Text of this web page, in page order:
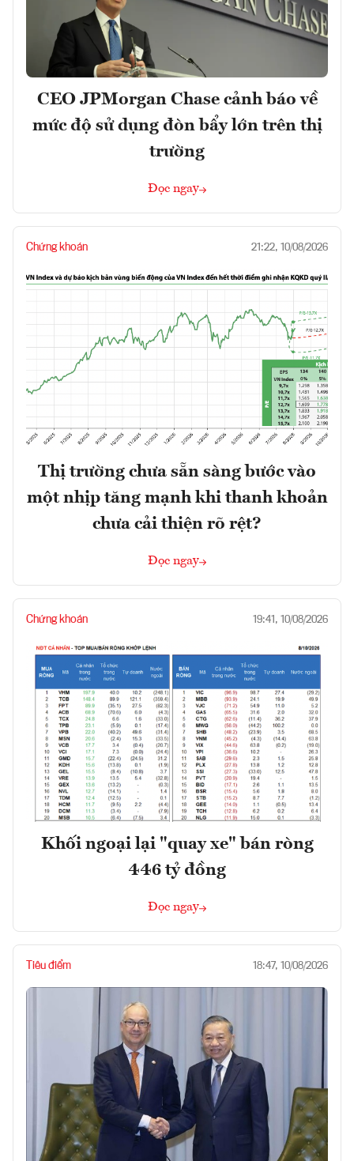
CEO JPMorgan Chase cảnh báo về
mức độ sử dụng đòn bẩy lớn trên thị
trường
Đọc ngay
Chứng khoán 21:22, 10/08/2026
Thị trường chưa sẵn sàng bước vào
một nhịp tăng mạnh khi thanh khoản
chưa cải thiện rõ rệt?
Đọc ngay
Chứng khoán 19:41, 10/08/2026
Khối ngoại lại "quay xe" bán ròng
446 tỷ đồng
Đọc ngay
Tiêu điểm 18:47, 10/08/2026